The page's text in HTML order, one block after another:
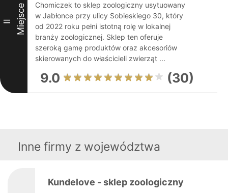
II Miejsce
Chomiczek to sklep zoologiczny usytuowany
w Jabłonce przy ulicy Sobieskiego 30, który
od 2022 roku pełni istotną rolę w lokalnej
branży zoologicznej. Sklep ten oferuje
szeroką gamę produktów oraz akcesoriów
skierowanych do właścicieli zwierząt ...
9.0 (30)
Inne firmy z województwa
Kundelove - sklep zoologiczny